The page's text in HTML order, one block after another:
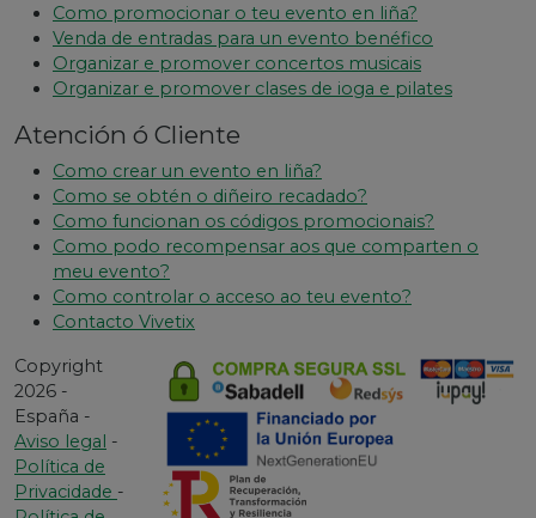
Como promocionar o teu evento en liña?
Venda de entradas para un evento benéfico
Organizar e promover concertos musicais
Organizar e promover clases de ioga e pilates
Atención ó Cliente
Como crear un evento en liña?
Como se obtén o diñeiro recadado?
Como funcionan os códigos promocionais?
Como podo recompensar aos que comparten o
meu evento?
Como controlar o acceso ao teu evento?
Contacto Vivetix
Copyright
2026 -
España -
Aviso legal -
Política de
Privacidade -